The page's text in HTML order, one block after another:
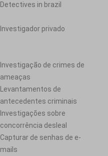
Detectives in brazil
Investigador privado
Investigação de crimes de
ameaças
Levantamentos de
antecedentes criminais
Investigações sobre
concorrência desleal
Capturar de senhas de e-
mails